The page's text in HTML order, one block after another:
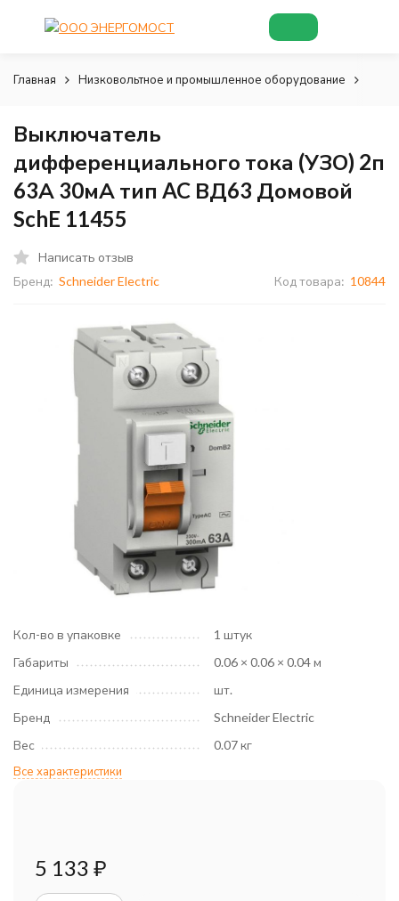
Главная Низковольтное и промышленное оборудование
Выключатель
дифференциального тока (УЗО) 2п
63А 30мА тип AC ВД63 Домовой
SchE 11455
Написать отзыв
Бренд: Schneider Electric Код товара: 10844
Кол-во в упаковке
1 штук
Габариты
0.06 × 0.06 × 0.04 м
Единица измерения
шт.
Бренд
Schneider Electric
Вес
0.07 кг
Все характеристики
5 133 ₽